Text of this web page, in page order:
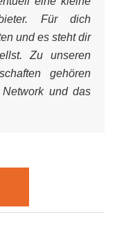
Für dich
und es steht dir
Zu unseren
gehören
und das